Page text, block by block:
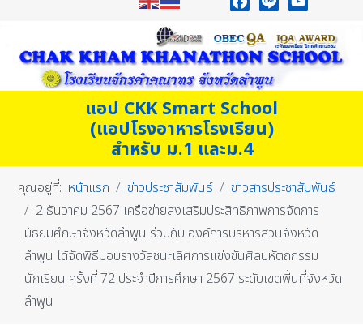
แอป CKK Smart School
(แอปโรงอาหารโรงเรียน)
สำหรับ ม.1 และม.4
คุณอยู่ที่: หน้าแรก ข่าวประชาสัมพันธ์
ข่าวสารประชาสัมพันธ์
2 ธันวาคม 2567 เครือข่ายส่งเสริมประสิทธิภาพการจัดการ
มัธยมศึกษาจังหวัดลำพูน ร่วมกับ องค์การบริหารส่วนจังหวัด
ลำพูน ได้จัดพิธีมอบรางวัลชนะเลิศการแข่งขันศิลปหัตถกรรม
นักเรียน ครั้งที่ 72 ประจำปีการศึกษา 2567 ระดับเขตพื้นที่จังหวัด
ลำพูน